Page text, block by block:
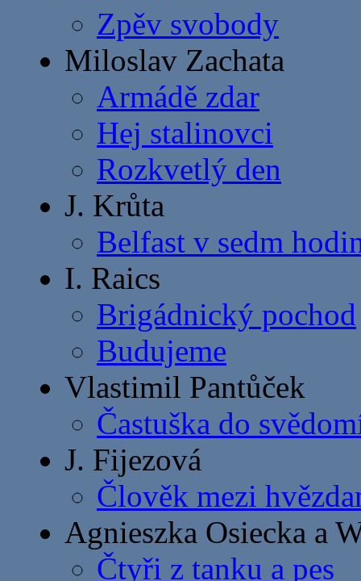
Zpěv svobody
Miloslav Zachata
Armádě zdar
Hej stalinovci
Rozkvetlý den
J. Krůta
Belfast v sedm
I. Raics
Brigádnický pochod
Budujeme
Vlastimil Pantůček
Častuška do
J. Fijezová
Člověk mezi
Agnieszka Osiecka a
Čtyři z tanku a pes